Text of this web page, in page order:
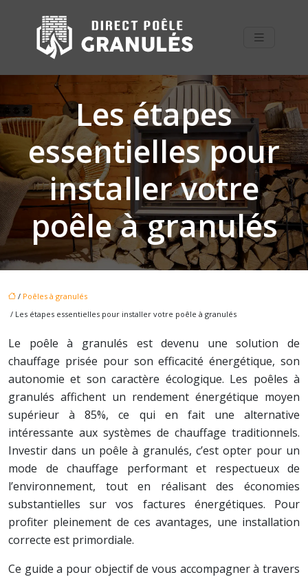
Les étapes
essentielles pour
installer votre
poêle à granulés
/ Poêles à granulés
/ Les étapes essentielles pour installer votre poêle à granulés
Le poêle à granulés est devenu une solution de
chauffage prisée pour son efficacité énergétique, son
autonomie et son caractère écologique. Les poêles à
granulés affichent un rendement énergétique moyen
supérieur à 85%, ce qui en fait une alternative
intéressante aux systèmes de chauffage traditionnels.
Investir dans un poêle à granulés, c’est opter pour un
mode de chauffage performant et respectueux de
l’environnement, tout en réalisant des économies
substantielles sur vos factures énergétiques. Pour
profiter pleinement de ces avantages, une installation
correcte est primordiale.
Ce guide a pour objectif de vous accompagner à travers